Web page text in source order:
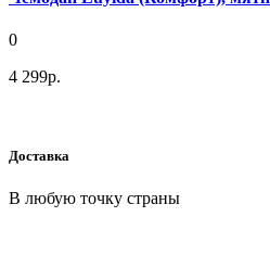
0
4 299р.
Доставка
В любую точку страны